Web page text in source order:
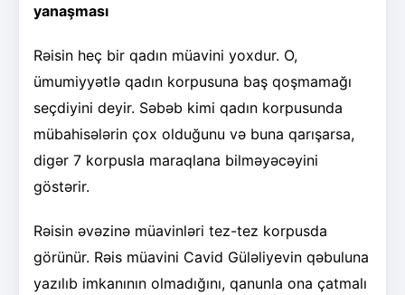
yanaşması
Rəisin heç bir qadın müavini yoxdur. O,
ümumiyyətlə qadın korpusuna baş qoşmamağı
seçdiyini deyir. Səbəb kimi qadın korpusunda
mübahisələrin çox olduğunu və buna qarışarsa,
digər 7 korpusla maraqlana bilməyəcəyini
göstərir.
Rəisin əvəzinə müavinləri tez-tez korpusda
görünür. Rəis müavini Cavid Güləliyevin qəbuluna
yazılıb imkanının olmadığını, qanunla ona çatmalı